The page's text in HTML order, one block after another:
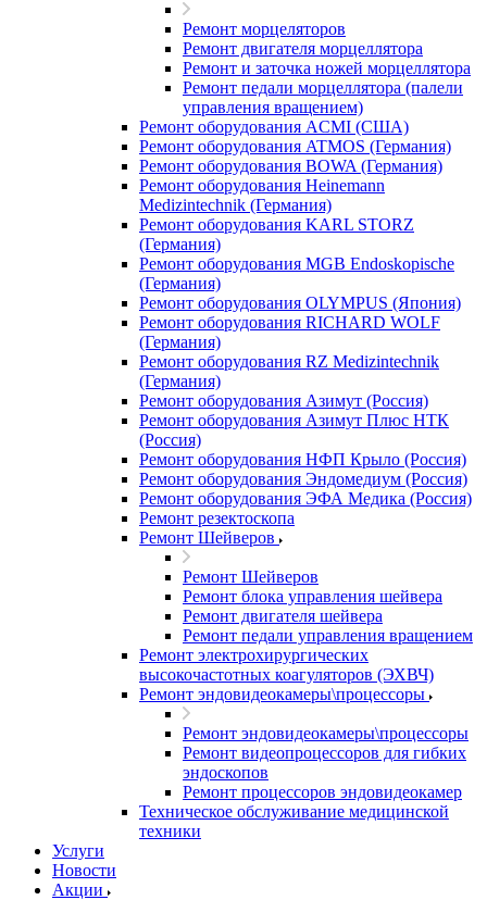
Ремонт морцеляторов
Ремонт двигателя морцеллятора
Ремонт и заточка ножей морцеллятора
Ремонт педали морцеллятора (палели
управления вращением)
Ремонт оборудования ACMI (США)
Ремонт оборудования ATMOS (Германия)
Ремонт оборудования BOWA (Германия)
Ремонт оборудования Heinemann
Medizintechnik (Германия)
Ремонт оборудования KARL STORZ
(Германия)
Ремонт оборудования MGB Endoskopische
(Германия)
Ремонт оборудования OLYMPUS (Япония)
Ремонт оборудования RICHARD WOLF
(Германия)
Ремонт оборудования RZ Medizintechnik
(Германия)
Ремонт оборудования Азимут (Россия)
Ремонт оборудования Азимут Плюс НТК
(Россия)
Ремонт оборудования НФП Крыло (Россия)
Ремонт оборудования Эндомедиум (Россия)
Ремонт оборудования ЭФА Медика (Россия)
Ремонт резектоскопа
Ремонт Шейверов
Ремонт Шейверов
Ремонт блока управления шейвера
Ремонт двигателя шейвера
Ремонт педали управления вращением
Ремонт электрохирургических
высокочастотных коагуляторов (ЭХВЧ)
Ремонт эндовидеокамеры\процессоры
Ремонт эндовидеокамеры\процессоры
Ремонт видеопроцессоров для гибких
эндоскопов
Ремонт процессоров эндовидеокамер
Техническое обслуживание медицинской
техники
Услуги
Новости
Акции